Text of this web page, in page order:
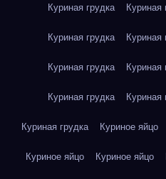
Куриная грудка Куриная
Куриная грудка Куриная
Куриная грудка Куриная
Куриная грудка Куриная
Куриная грудка Куриное яйцо
Куриное яйцо Куриное яйцо